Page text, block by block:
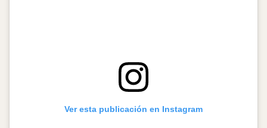
Ver esta publicación en Instagram